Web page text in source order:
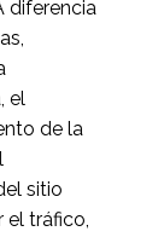
diferencia
el
de la
sitio
el tráfico,